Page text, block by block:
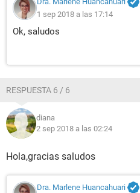
1 sep 2018 a las 17:14
Ok, saludos
RESPUESTA 6 / 6
diana
2 sep 2018 a las 02:24
Hola,gracias saludos
Dra. Marlene Huancahuari